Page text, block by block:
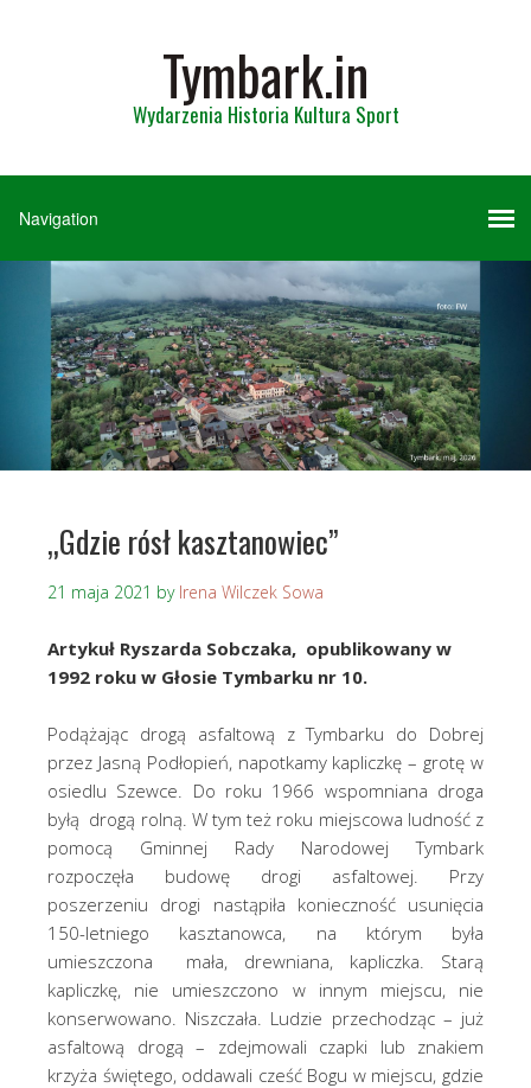
Tymbark.in
Wydarzenia Historia Kultura Sport
„Gdzie rósł kasztanowiec”
21 maja 2021 by Irena Wilczek Sowa
Artykuł Ryszarda Sobczaka, opublikowany w
1992 roku w Głosie Tymbarku nr 10.
Podążając drogą asfaltową z Tymbarku do Dobrej
przez Jasną Podłopień, napotkamy kapliczkę – grotę w
osiedlu Szewce. Do roku 1966 wspomniana droga
byłą drogą rolną. W tym też roku miejscowa ludność z
pomocą Gminnej Rady Narodowej Tymbark
rozpoczęła budowę drogi asfaltowej. Przy
poszerzeniu drogi nastąpiła konieczność usunięcia
150-letniego kasztanowca, na którym była
umieszczona mała, drewniana, kapliczka. Starą
kapliczkę, nie umieszczono w innym miejscu, nie
konserwowano. Niszczała. Ludzie przechodząc – już
asfaltową drogą – zdejmowali czapki lub znakiem
krzyża świętego, oddawali cześć Bogu w miejscu, gdzie